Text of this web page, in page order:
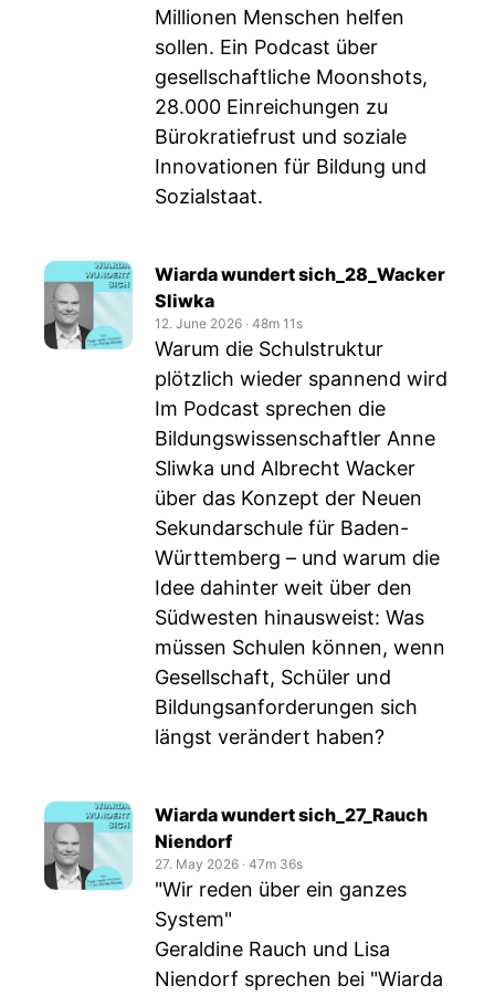
Millionen Menschen helfen
sollen. Ein Podcast über
gesellschaftliche Moonshots,
28.000 Einreichungen zu
Bürokratiefrust und soziale
Innovationen für Bildung und
Sozialstaat.
Wiarda wundert sich_28_Wacker
Sliwka
12. June 2026 ‧ 48m 11s
Warum die Schulstruktur
plötzlich wieder spannend wird
Im Podcast sprechen die
Bildungswissenschaftler Anne
Sliwka und Albrecht Wacker
über das Konzept der Neuen
Sekundarschule für Baden-
Württemberg – und warum die
Idee dahinter weit über den
Südwesten hinausweist: Was
müssen Schulen können, wenn
Gesellschaft, Schüler und
Bildungsanforderungen sich
längst verändert haben?
Wiarda wundert sich_27_Rauch
Niendorf
27. May 2026 ‧ 47m 36s
"Wir reden über ein ganzes
System"
Geraldine Rauch und Lisa
Niendorf sprechen bei "Wiarda